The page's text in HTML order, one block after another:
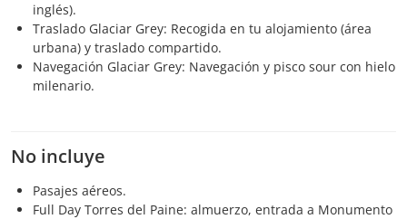
inglés).
Traslado Glaciar Grey: Recogida en tu alojamiento (área
urbana) y traslado compartido.
Navegación Glaciar Grey: Navegación y pisco sour con hielo
milenario.
No incluye
Pasajes aéreos.
Full Day Torres del Paine: almuerzo, entrada a Monumento